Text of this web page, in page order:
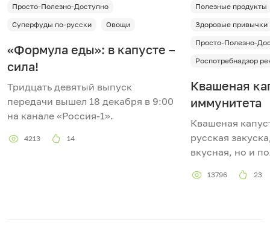
Просто-Полезно-Доступно
Суперфуды по-русски
Овощи
«Формула еды»: в капусте –
сила!
Тридцать девятый выпуск
передачи вышел 18 декабря в 9:00
на канале «Россия-1».
4213 14
Полезные продукты
Здоровые привычки
Просто-Полезно-
Роспотребнадзор
Квашеная
иммунитета
Квашеная
русская
вкусная, но и
13796 23